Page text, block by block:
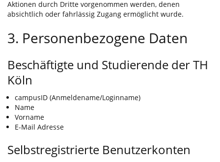
Aktionen durch Dritte vorgenommen werden, denen
absichtlich oder fahrlässig Zugang ermöglicht wurde.
3. Personenbezogene Daten
Beschäftigte und Studierende der TH
Köln
campusID (Anmeldename/Loginname)
Name
Vorname
E-Mail Adresse
Selbstregistrierte Benutzerkonten